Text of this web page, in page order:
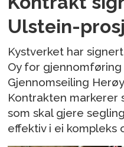
Ulstein-
Kystverket har
Oy for
Gjennomseiling
Kontrakten markerer
som skal gjere
effektiv i ei kompleks